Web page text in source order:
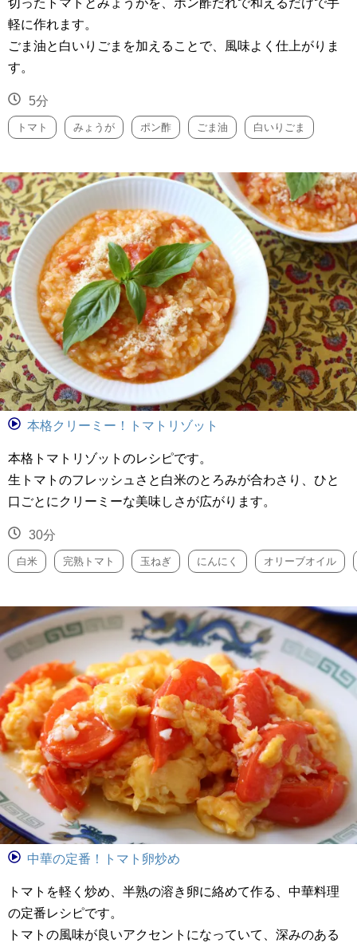
切ったトマトとみょうがを、ポン酢だれで和えるだけで手
軽に作れます。
ごま油と白いりごまを加えることで、風味よく仕上がりま
す。
5分
トマト みょうが ポン酢 ごま油 白いりごま
本格クリーミー！トマトリゾット
本格トマトリゾットのレシピです。
生トマトのフレッシュさと白米のとろみが合わさり、ひと
口ごとにクリーミーな美味しさが広がります。
30分
白米 完熟トマト 玉ねぎ にんにく オリーブオイル
中華の定番！トマト卵炒め
トマトを軽く炒め、半熟の溶き卵に絡めて作る、中華料理
の定番レシピです。
トマトの風味が良いアクセントになっていて、深みのある